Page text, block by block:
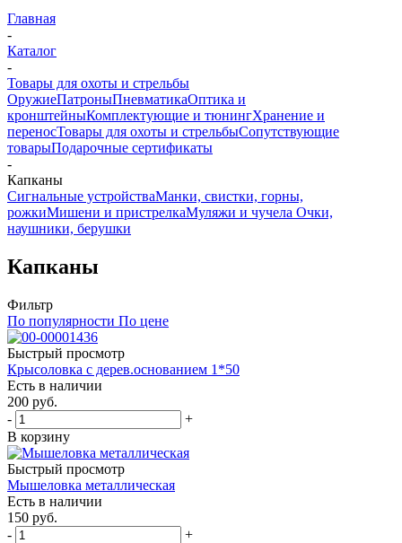
Главная
-
Каталог
-
Товары для охоты и стрельбы
ОружиеПатроныПневматикаОптика и
кронштейныКомплектующие и тюнингХранение и
переносТовары для охоты и стрельбыСопутствующие
товарыПодарочные сертификаты
-
Капканы
Сигнальные устройстваМанки, свистки, горны,
рожкиМишени и пристрелкаМуляжи и чучела Очки,
наушники, берушки
Капканы
Фильтр
По популярности По цене
Быстрый просмотр
Крысоловка с дерев.основанием 1*50
Есть в наличии
200 руб.
-
+
В корзину
Быстрый просмотр
Мышеловка металлическая
Есть в наличии
150 руб.
-
+